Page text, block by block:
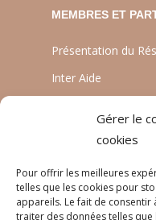
Gérer le
cookies
Pour offrir les meilleures
telles que les cookies pour
appareils. Le fait de
traiter des données telles
MEMBRES ET
Présentation du
Inter Aide
Planète Enfants &